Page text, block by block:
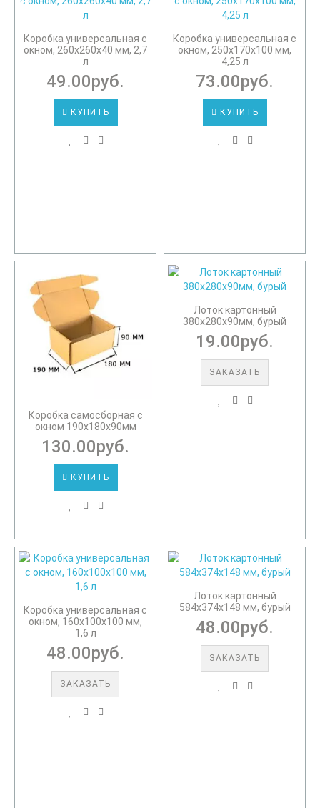
Коробка универсальная с
окном, 260х260х40 мм, 2,7
л
49.00руб.
КУПИТЬ
Коробка универсальная с
окном, 250х170х100 мм,
4,25 л
73.00руб.
КУПИТЬ
Коробка самосборная с
окном 190х180х90мм
130.00руб.
КУПИТЬ
Лоток картонный
380х280х90мм, бурый
19.00руб.
ЗАКАЗАТЬ
Коробка универсальная с
окном, 160х100х100 мм,
1,6 л
48.00руб.
ЗАКАЗАТЬ
Лоток картонный
584х374х148 мм, бурый
48.00руб.
ЗАКАЗАТЬ